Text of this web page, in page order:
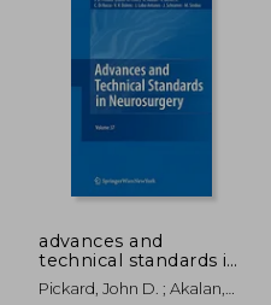
advances and
technical standards in
neurosurgery (en
Inglés)
Pickard, John D. ; Akalan,